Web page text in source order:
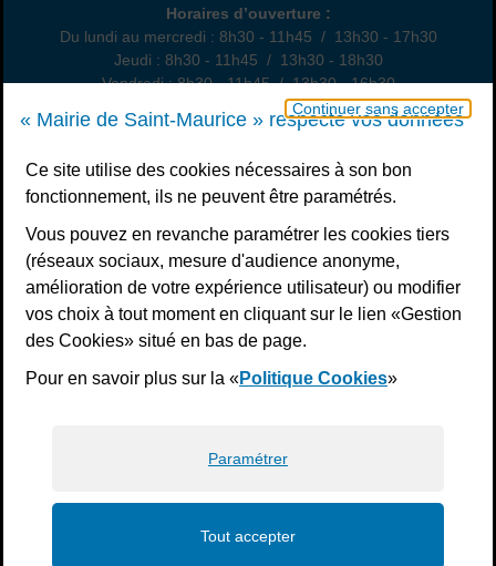
Continuer sans accepter
« Mairie de Saint-Maurice » respecte vos données
Ce site utilise des cookies nécessaires à son bon
fonctionnement, ils ne peuvent être paramétrés.
Vous pouvez en revanche paramétrer les cookies tiers
(réseaux sociaux, mesure d'audience anonyme,
amélioration de votre expérience utilisateur) ou modifier
vos choix à tout moment en cliquant sur le lien «Gestion
des Cookies» situé en bas de page.
Pour en savoir plus sur la «Politique Cookies»
Paramétrer
Tout accepter
Horaires d’ouverture :
Du lundi au mercredi : 8h30 - 11h45 / 13h30 - 17h30
Jeudi : 8h30 - 11h45 / 13h30 - 18h30
Vendredi : 8h30 - 11h45 / 13h30 - 16h30
Un samedi par mois : permanence état civil, sur rendez-vous
S’inscrire à la newsletter
Télécharger l’application
Nous suivre
Facebook
Instagram
Youtube
LinkedIn
Calaméo